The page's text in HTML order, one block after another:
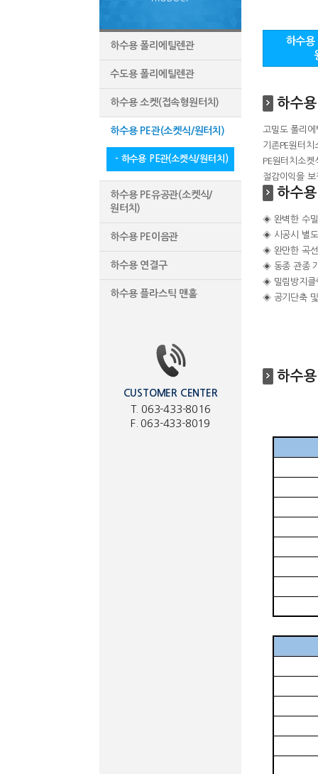
하수용 폴리에틸렌관
수도용 폴리에틸렌관
하수용 소켓(접속형원터치)
하수용 PE관(소켓식/원터치)
- 하수용 PE관(소켓식/원터치)
하수용 PE유공관(소켓식/
원터치)
하수용 PE이음관
하수용 연결구
하수용 플라스틱 맨홀
CUSTOMER CENTER
T. 063-433-8016
F. 063-433-8019
하수용
하수
고밀도 폴리에
기존PE원터
PE원터치소
절감이익을
하수
◈ 완벽한 수
◈ 시공시 별
◈ 완만한 곡선
◈ 동종 관종
◈ 밀림방지클
◈ 공기단축 및
하수